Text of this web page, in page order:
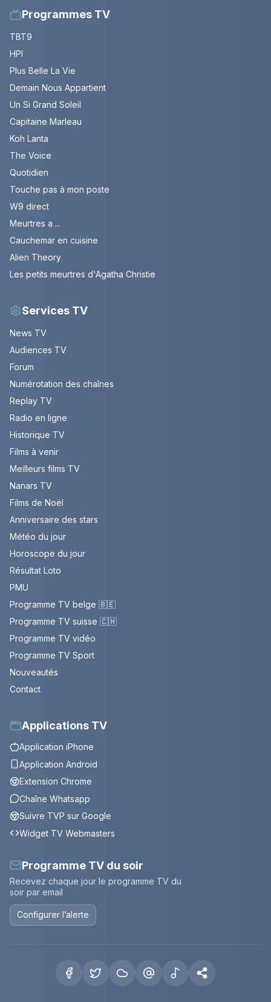
Programmes TV
TBT9
HPI
Plus Belle La Vie
Demain Nous Appartient
Un Si Grand Soleil
Capitaine Marleau
Koh Lanta
The Voice
Quotidien
Touche pas à mon poste
W9 direct
Meurtres a ...
Cauchemar en cuisine
Alien Theory
Les petits meurtres d'Agatha Christie
Services TV
News TV
Audiences TV
Forum
Numérotation des chaînes
Replay TV
Radio en ligne
Historique TV
Films à venir
Meilleurs films TV
Nanars TV
Films de Noël
Anniversaire des stars
Météo du jour
Horoscope du jour
Résultat Loto
PMU
Programme TV belge 🇧🇪
Programme TV suisse 🇨🇭
Programme TV vidéo
Programme TV Sport
Nouveautés
Contact
Applications TV
Application iPhone
Application Android
Extension Chrome
Chaîne Whatsapp
Suivre TVP sur Google
Widget TV Webmasters
Programme TV du soir
Recevez chaque jour le programme TV du
soir par email
Configurer l’alerte